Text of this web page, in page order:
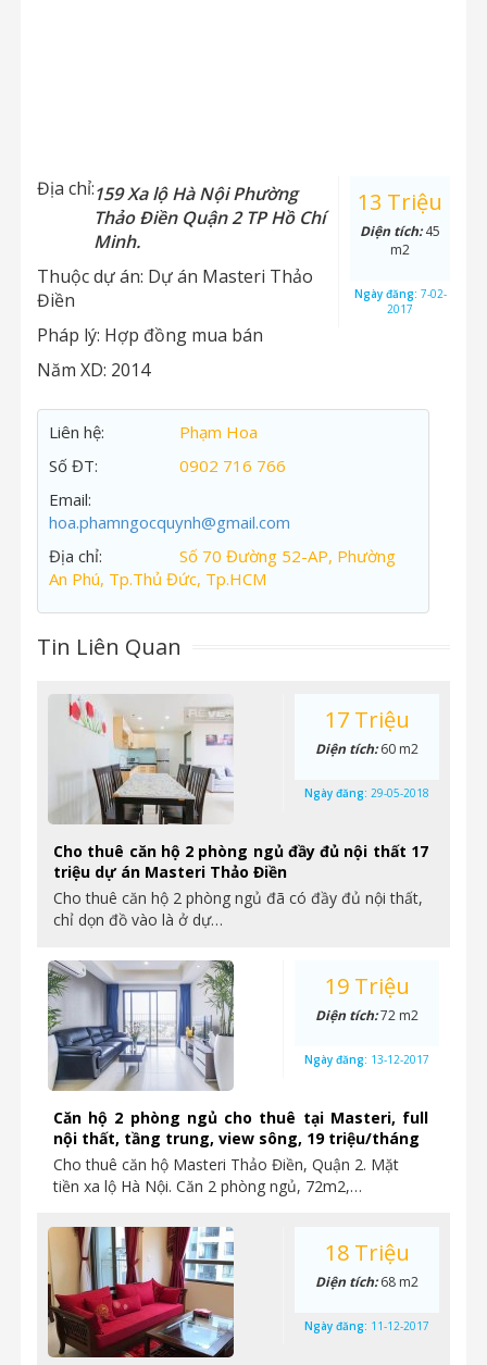
Địa chỉ:159 Xa lộ Hà Nội Phường
Thảo Điền Quận 2 TP Hồ Chí
Minh.
Thuộc dự án: Dự án Masteri Thảo
Điền
Pháp lý: Hợp đồng mua bán
Năm XD: 2014
13 Triệu
Diện tích:45
m2
Ngày đăng: 7-02-
2017
Liên hệ:
Phạm Hoa
Số ĐT:
0902 716 766
Email:
hoa.phamngocquynh@gmail.com
Địa chỉ:
Số 70 Đường 52-AP, Phường
An Phú, Tp.Thủ Đức, Tp.HCM
Tin Liên Quan
Cho thuê căn hộ 2 phòng ngủ đầy đủ nội thất 17
triệu dự án Masteri Thảo Điền
Cho thuê căn hộ 2 phòng ngủ đã có đầy đủ nội thất,
chỉ dọn đồ vào là ở dự…
17 Triệu
Diện tích:60 m2
Ngày đăng: 29-05-2018
Căn hộ 2 phòng ngủ cho thuê tại Masteri, full
nội thất, tầng trung, view sông, 19 triệu/tháng
Cho thuê căn hộ Masteri Thảo Điền, Quận 2. Mặt
tiền xa lộ Hà Nội. Căn 2 phòng ngủ, 72m2,…
19 Triệu
Diện tích:72 m2
Ngày đăng: 13-12-2017
18 Triệu
Diện tích:68 m2
Ngày đăng: 11-12-2017